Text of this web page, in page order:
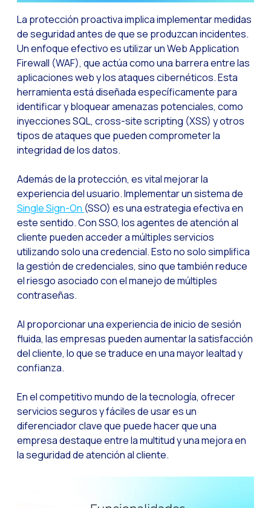
Potenciación de
Evolución del e-
Tecnología y
El impacto de la
Meta AI: el
Inteligencia Artificial
La evolución del
Industria
Construyendo la
Cómo medir el éxito
Banca 4.0: La
Transforma tu
Las nuevas
Los leads en la mira
Inteligencia
Automatiza la
La protección proactiva implica implementar medidas
de seguridad antes de que se produzcan incidentes.
Un enfoque efectivo es utilizar un Web Application
Firewall (WAF), que actúa como una barrera entre las
aplicaciones web y los ataques cibernéticos. Esta
herramienta está diseñada específicamente para
identificar y bloquear amenazas potenciales, como
inyecciones SQL, cross-site scripting (XSS) y otros
tipos de ataques que pueden comprometer la
integridad de los datos.
Además de la protección, es vital mejorar la
experiencia del usuario. Implementar un sistema de
Single Sign-On (SSO) es una estrategia efectiva en
este sentido. Con SSO, los agentes de atención al
cliente pueden acceder a múltiples servicios
utilizando solo una credencial. Esto no solo simplifica
la gestión de credenciales, sino que también reduce
el riesgo asociado con el manejo de múltiples
contraseñas.
Al proporcionar una experiencia de inicio de sesión
fluida, las empresas pueden aumentar la satisfacción
del cliente, lo que se traduce en una mayor lealtad y
confianza.
En el competitivo mundo de la tecnología, ofrecer
servicios seguros y fáciles de usar es un
diferenciador clave que puede hacer que una
empresa destaque entre la multitud y una mejora en
la seguridad de atención al cliente.